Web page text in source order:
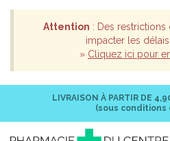
Attention : Des
impacter les
» Cliquez ici pour
LIVRAISON À PARTIR DE
(sous conditions